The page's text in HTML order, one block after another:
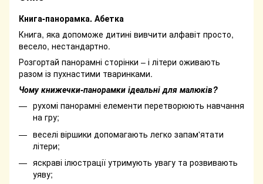
Книга-панорамка. Абетка
Книга, яка допоможе дитині вивчити алфавіт просто,
весело, нестандартно.
Розгортай панорамні сторінки – і літери оживають
разом із пухнастими тваринками.
Чому книжечки-панорамки ідеальні для малюків?
рухомі панорамні елементи перетворюють навчання
на гру;
веселі віршики допомагають легко запам'ятати
літери;
яскраві ілюстрації утримують увагу та розвивають
уяву;